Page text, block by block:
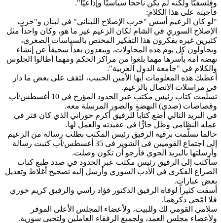
وفلسفيًّا ولكنه لم يكن ناجحاً سياسيًّا وإذاعيًّا".
‏فأجبته على هذا الكلام:
"لو كان الزعيم أسس "حزب الإصلاح اللبناني" في لبنان و"حزب
الإصلاح السوري في الشام لكان الزعيم غير ما هو، وكان واحداّ مثل
كثيرين غيره يفكرون هذا التفكير المختص بالسياسات الصغرى،
ويحاولون كل يوم هذه المحاولات، ويبعدون بعداً سحيقاً عن إنشاء
نهضة أمة بأسرها مهما بلغوا من مراكز الحكم ومهما أطالوا الجلوس
والكلام في "جامعة الدول العربية".
أعطيك هذه المعلومات أيها الأمين الحبيب، لتقف على بعض ما دار
في مراسلات الاتصال بالزعيم.
تسلّمت كتاب رئيس مكتب عبر الحدود المؤرخ في 10 أغسطس/آب
وقصاصات (صدى) النهضة والصور المرسلة معه.
في البريد التالي أضع كتاباً للرفيق أكرم حوراني الذي كان فتر في
عمله النظامي وظل حارًّا في عقيدته والعمل لها.
حالما تسلّمت برقية الرفيق رئيس المكتب بطلب رسالة من الزعيم
إلى اجتماع القوميين فى الشوير فى 35 أغسطس/آب كتبت رسالة
وأرسلتها بالبريد الجوي فأرجو أن تكون وصلت.
سأكتب إلى الرفيق رئيس مكتب عبر الحدود في صدد طبع كتاب
الصراع الفكري في الأدب السوري وأرسل إليه تصحيح أغلاط وتعديل
بعض عبارات.
أسفت كثيراً لوفاة الرفيق الدكتور فؤاد راسي والرفيق كريم خوري
فلا امّحي ذكرهما.
سلامي القومي لك وللبيت، ولأعضاء المجلس الأعلى الموقر
ولأعضاء مجلس العمد، ولجميع الرفقاء العاملين ولتحيى سورية.